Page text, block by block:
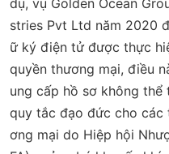
stries Pvt Ltd năm 2020
ữ ký điện tử được thực
quyền thương mại, điều
ung cấp hồ sơ không
quy tắc đạo đức cho các
ơng mại do Hiệp hội